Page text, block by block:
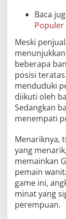
Baca
Meski
beberapa
posisi
menduduki
diikuti oleh
Sedangkan
menempati
Menariknya,
yang
memainkan
pemain
game ini,
minat yang
perempuan.